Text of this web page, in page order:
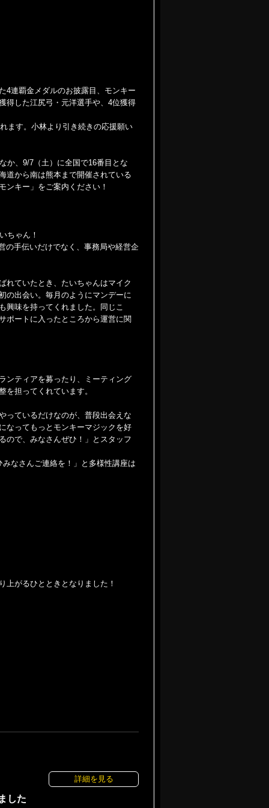
4連覇金メダルのお披露目、モンキー
得した江尻弓・元洋選手や、4位獲得
ます。小林より引き続きの応援願い
か、9/7（土）に全国で16番目とな
道から南は熊本まで開催されている
ンキー」をご案内ください！
ちゃん！
の手伝いだけでなく、事務局や経営企
れていたとき、たいちゃんはマイク
の出会い。毎月のようにマンデーに
興味を持ってくれました。同じこ
ポートに入ったところから運営に関
ンティアを募ったり、ミーティング
担ってくれています。
っているだけなのが、普段出会えな
なってもっとモンキーマジックを好
ので、みなさんぜひ！」とスタッフ
なさんご連絡を！」と多様性講座は
上がるひとときとなりました！
詳細を見る
した